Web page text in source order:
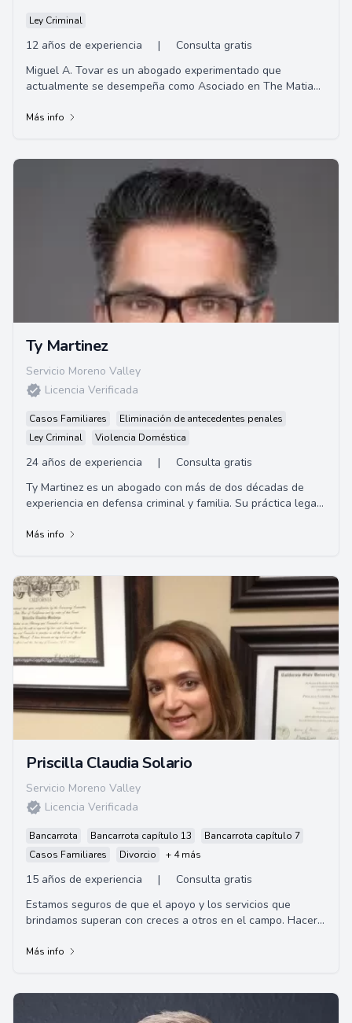
Ley Criminal
12 años de experiencia |
Consulta gratis
Miguel A. Tovar es un abogado experimentado que
actualmente se desempeña como Asociado en The Matian
Más info
Ty Martinez
Servicio Moreno Valley
Licencia Verificada
Casos Familiares
Eliminación de antecedentes penales
Ley Criminal
Violencia Doméstica
24 años de experiencia |
Consulta gratis
Ty Martinez es un abogado con más de dos décadas de
experiencia en defensa criminal y familia. Su práctica legal
Más info
Priscilla Claudia Solario
Servicio Moreno Valley
Licencia Verificada
Bancarrota Bancarrota capítulo 13
Bancarrota capítulo 7
Casos Familiares
Divorcio + 4 más
15 años de experiencia |
Consulta gratis
Estamos seguros de que el apoyo y los servicios que
brindamos superan con creces a otros en el campo. Hacer
Más info